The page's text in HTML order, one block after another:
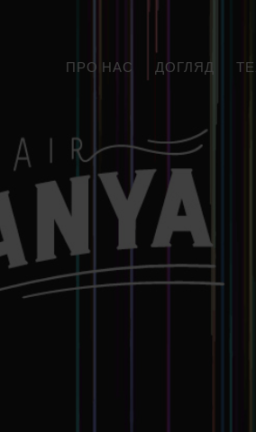
ПРО НАС ДОГЛЯД